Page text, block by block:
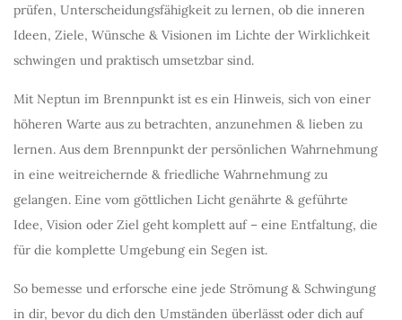
prüfen, Unterscheidungsfähigkeit zu lernen, ob die inneren
Ideen, Ziele, Wünsche & Visionen im Lichte der Wirklichkeit
schwingen und praktisch umsetzbar sind.
Mit Neptun im Brennpunkt ist es ein Hinweis, sich von einer
höheren Warte aus zu betrachten, anzunehmen & lieben zu
lernen. Aus dem Brennpunkt der persönlichen Wahrnehmung
in eine weitreichernde & friedliche Wahrnehmung zu
gelangen. Eine vom göttlichen Licht genährte & geführte
Idee, Vision oder Ziel geht komplett auf – eine Entfaltung, die
für die komplette Umgebung ein Segen ist.
So bemesse und erforsche eine jede Strömung & Schwingung
in dir, bevor du dich den Umständen überlässt oder dich auf